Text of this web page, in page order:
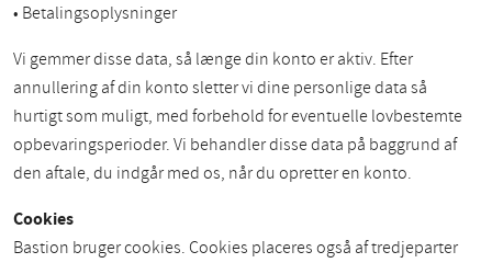
• Betalingsoplysninger
Vi gemmer disse data, så længe din konto er aktiv. Efter
annullering af din konto sletter vi dine personlige data så
hurtigt som muligt, med forbehold for eventuelle lovbestemte
opbevaringsperioder. Vi behandler disse data på baggrund af
den aftale, du indgår med os, når du opretter en konto.
Cookies
Bastion bruger cookies. Cookies placeres også af tredjeparter